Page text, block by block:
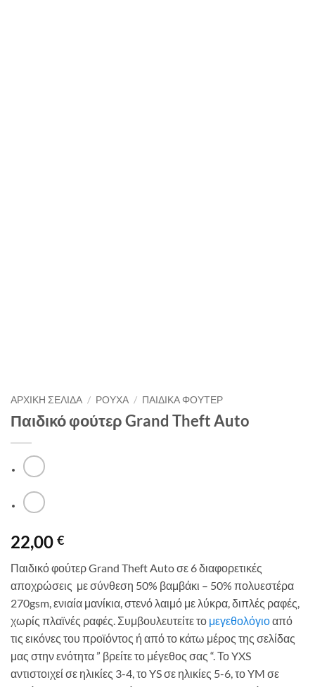
ΑΡΧΙΚΉ ΣΕΛΊΔΑ / ΡΟΥΧΑ / ΠΑΙΔΙΚΑ ΦΟΥΤΕΡ
Παιδικό φούτερ Grand Theft Auto
22,00 €
Παιδικό φούτερ Grand Theft Auto σε 6 διαφορετικές
αποχρώσεις με σύνθεση 50% βαμβάκι – 50% πολυεστέρα
270gsm, ενιαία μανίκια, στενό λαιμό με λύκρα, διπλές ραφές,
χωρίς πλαϊνές ραφές. Συμβουλευτείτε το μεγεθολόγιοαπό
τις εικόνες του προϊόντος ή από το κάτω μέρος της σελίδας
μας στην ενότητα ” βρείτε το μέγεθος σας “. Το YXS
αντιστοιχεί σε ηλικίες 3-4, το YS σε ηλικίες 5-6, το YM σε